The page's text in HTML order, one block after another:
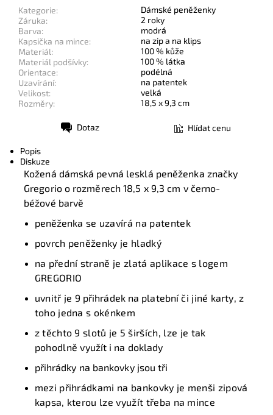
Kategorie:
Dámské peněženky
Záruka:
2 roky
Barva:
modrá
Kapsička na mince:
na zip a na klips
Materiál:
100 % kůže
Materiál podšívky:
100 % látka
Orientace:
podélná
Uzavírání:
na patentek
Velikost:
velká
Rozměry:
18,5 x 9,3 cm
Dotaz Hlídat cenu
Popis
Diskuze
Kožená dámská pevná lesklá peněženka značky
Gregorio o rozměrech 18,5 x 9,3 cm v černo-
béžové barvě
peněženka se uzavírá na patentek
povrch peněženky je hladký
na přední straně je zlatá aplikace s logem
GREGORIO
uvnitř je 9 přihrádek na platebníči jiné karty, z
toho jedna s okénkem
z těchto 9 slotů je 5 širších, lze je tak
pohodlněvyužít i na doklady
přihrádky na bankovky jsou tři
mezi přihrádkami na bankovky je menši zipová
kapsa, kterou lze využít třeba na mince